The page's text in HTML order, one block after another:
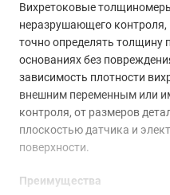
Вихретоковые
неразрушающего
точно определять
основаниях без
зависимость плотности
внешним переменным или
контроля, от размеров
плоскостью датчика и
поверхности.
Преимущества